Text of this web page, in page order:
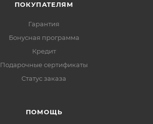
ПОКУПАТЕЛЯМ
Гарантия
Бонусная программа
Кредит
Подарочные сертификаты
Статус заказа
ПОМОЩЬ